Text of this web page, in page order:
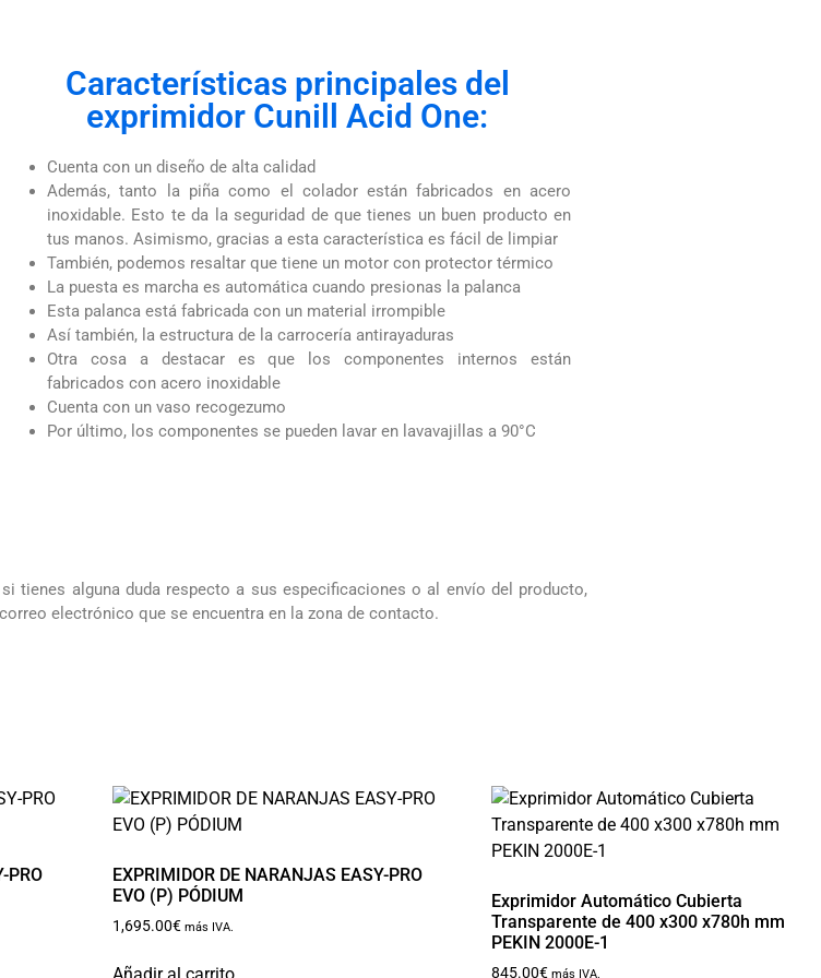
Características principales del
exprimidor Cunill Acid One:
Cuenta con un diseño de alta calidad
Además, tanto la piña como el colador están fabricados en acero
inoxidable. Esto te da la seguridad de que tienes un buen producto en
tus manos. Asimismo, gracias a esta característica es fácil de limpiar
También, podemos resaltar que tiene un motor con protector térmico
La puesta es marcha es automática cuando presionas la palanca
Esta palanca está fabricada con un material irrompible
Así también, la estructura de la carrocería antirayaduras
Otra cosa a destacar es que los componentes internos están
fabricados con acero inoxidable
Cuenta con un vaso recogezumo
Por último, los componentes se pueden lavar en lavavajillas a 90°C
tienes alguna duda respecto a sus especificaciones o al envío del producto,
electrónico que se encuentra en la zona de contacto.
PRO
EXPRIMIDOR DE NARANJAS EASY-PRO
EVO (P) PÓDIUM
1,695.00€ más IVA.
Exprimidor Automático Cubierta
Transparente de 400 x300 x780h mm
PEKIN 2000E-1
845.00€ más IVA.